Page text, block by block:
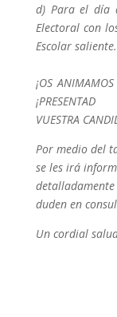
d) Para el día
Electoral con
Escolar saliente.
¡OS
¡PRESENTAD
VUESTRA
Por medio del
se les irá
duden en
Un cordial